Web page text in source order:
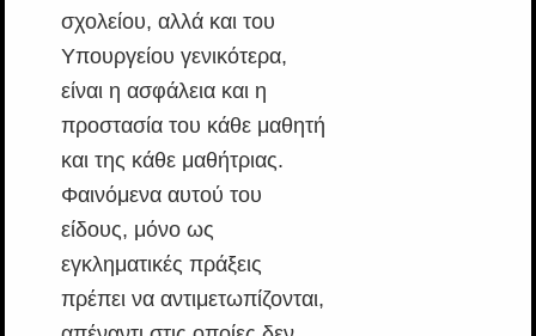
σχολείου, αλλά και του
Υπουργείου γενικότερα,
είναι η ασφάλεια και η
προστασία του κάθε μαθητή
και της κάθε μαθήτριας.
Φαινόμενα αυτού του
είδους, μόνο ως
εγκληματικές πράξεις
πρέπει να αντιμετωπίζονται,